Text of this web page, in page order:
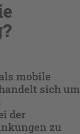
mobile
sich um
der
zu